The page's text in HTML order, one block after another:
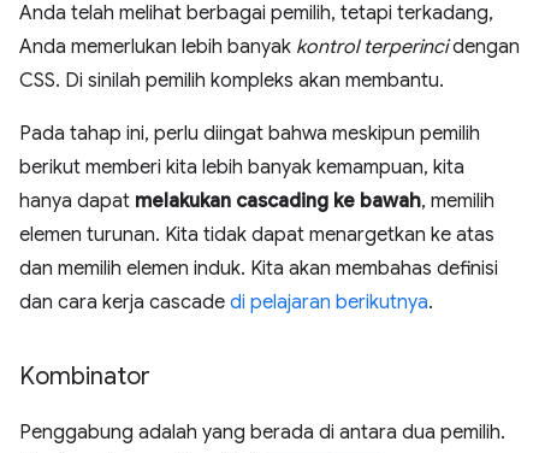
Anda telah melihat berbagai pemilih, tetapi terkadang,
Anda memerlukan lebih banyak kontrol terperincidengan
CSS. Di sinilah pemilih kompleks akan membantu.
Pada tahap ini, perlu diingat bahwa meskipun pemilih
berikut memberi kita lebih banyak kemampuan, kita
hanya dapat melakukan cascading ke bawah, memilih
elemen turunan. Kita tidak dapat menargetkan ke atas
dan memilih elemen induk. Kita akan membahas definisi
dan cara kerja cascade di pelajaran berikutnya.
Kombinator
Penggabung adalah yang berada di antara dua pemilih.